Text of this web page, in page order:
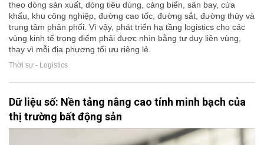
theo dòng sản xuất, dòng tiêu dùng, cảng biển, sân bay, cửa
khẩu, khu công nghiệp, đường cao tốc, đường sắt, đường thủy và
trung tâm phân phối. Vì vậy, phát triển hạ tầng logistics cho các
vùng kinh tế trọng điểm phải được nhìn bằng tư duy liên vùng,
thay vì mỗi địa phương tối ưu riêng lẻ.
Thời sự - Logistics
Dữ liệu số: Nền tảng nâng cao tính minh bạch của
thị trường bất động sản